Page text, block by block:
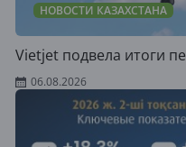
НОВОСТИ КАЗАХСТАНА
Vietjet подвела итоги
06.08.2026